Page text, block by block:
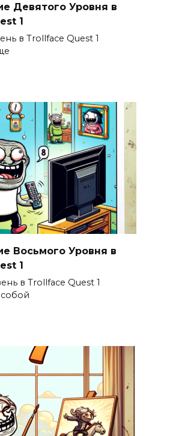
Девятого Уровня в
1
в Trollface Quest 1
Восьмого Уровня в
1
в Trollface Quest 1
собой